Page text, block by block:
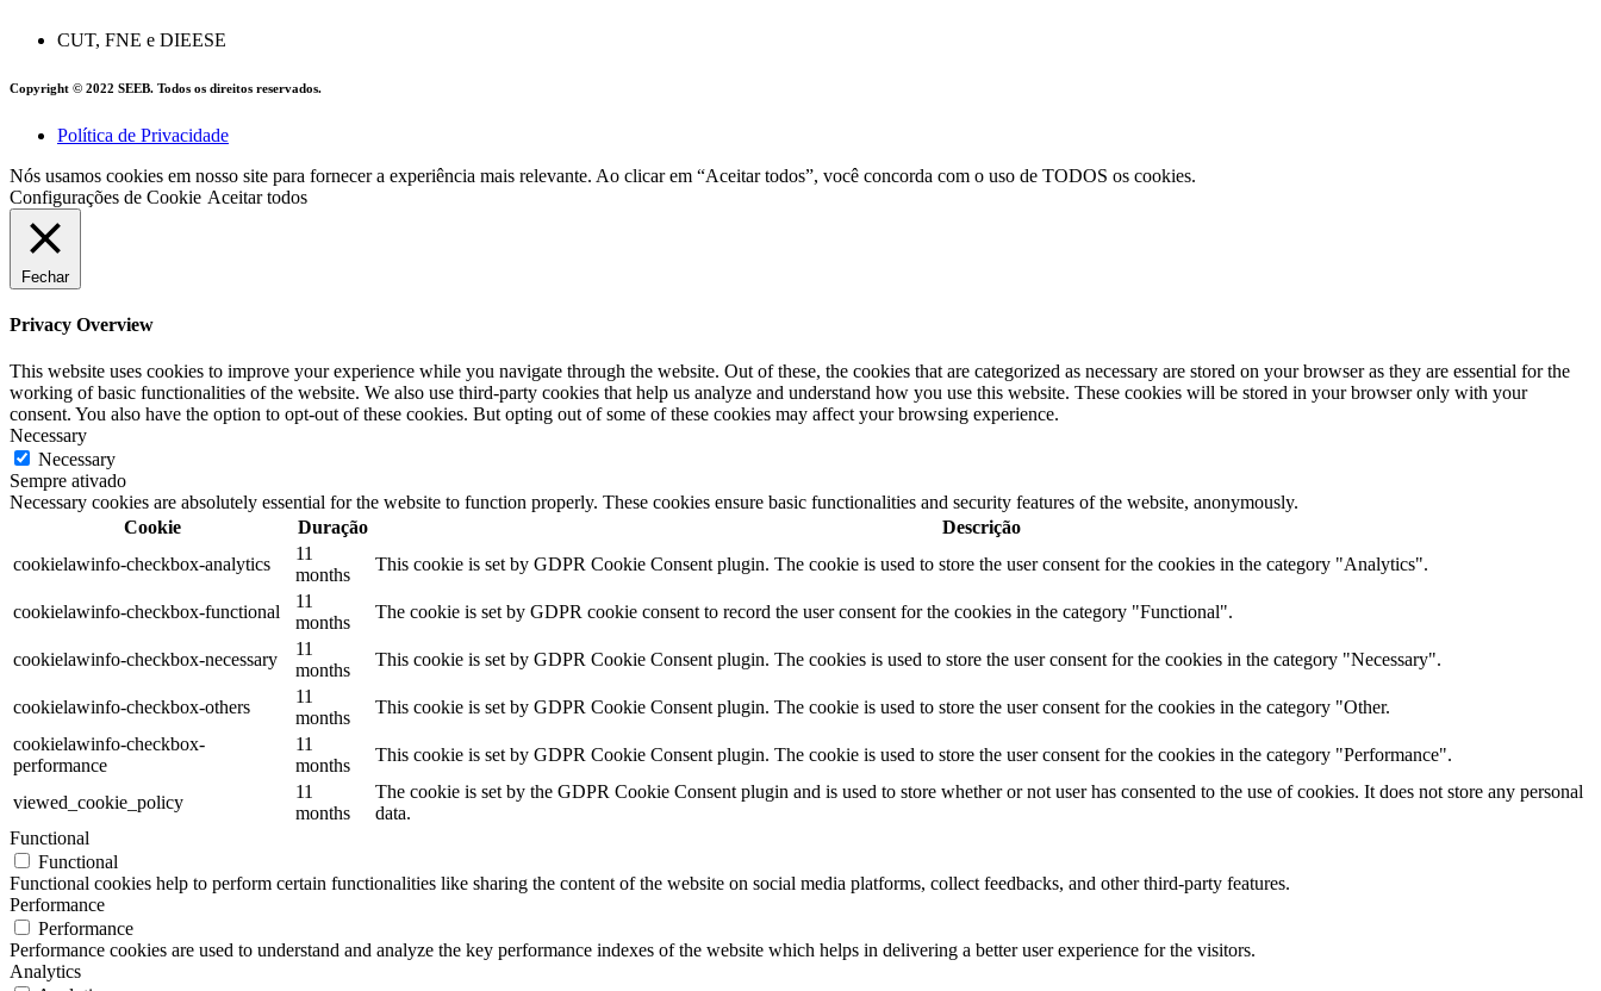
CUT, FNE e DIEESE
Copyright © 2022 SEEB. Todos os direitos reservados.
Política de Privacidade
Nós usamos cookies em nosso site para fornecer a experiência mais relevante. Ao clicar em “Aceitar todos”, você concorda com o uso de TODOS os cookies.
Configurações de Cookie Aceitar todos
Fechar
Privacy Overview
This website uses cookies to improve your experience while you navigate through the website. Out of these, the cookies that are categorized as necessary are stored on your browser as they are essential for the
working of basic functionalities of the website. We also use third-party cookies that help us analyze and understand how you use this website. These cookies will be stored in your browser only with your
consent. You also have the option to opt-out of these cookies. But opting out of some of these cookies may affect your browsing experience.
Necessary
Necessary
Sempre ativado
Necessary cookies are absolutely essential for the website to function properly. These cookies ensure basic functionalities and security features of the website, anonymously.
Cookie
Duração
Descrição
cookielawinfo-checkbox-analytics
11
months
This cookie is set by GDPR Cookie Consent plugin. The cookie is used to store the user consent for the cookies in the category "Analytics".
cookielawinfo-checkbox-functional
11
months
The cookie is set by GDPR cookie consent to record the user consent for the cookies in the category "Functional".
cookielawinfo-checkbox-necessary
11
months
This cookie is set by GDPR Cookie Consent plugin. The cookies is used to store the user consent for the cookies in the category "Necessary".
cookielawinfo-checkbox-others
11
months
This cookie is set by GDPR Cookie Consent plugin. The cookie is used to store the user consent for the cookies in the category "Other.
cookielawinfo-checkbox-
performance
11
months
This cookie is set by GDPR Cookie Consent plugin. The cookie is used to store the user consent for the cookies in the category "Performance".
viewed_cookie_policy
11
months
The cookie is set by the GDPR Cookie Consent plugin and is used to store whether or not user has consented to the use of cookies. It does not store any personal
data.
Functional
Functional
Functional cookies help to perform certain functionalities like sharing the content of the website on social media platforms, collect feedbacks, and other third-party features.
Performance
Performance
Performance cookies are used to understand and analyze the key performance indexes of the website which helps in delivering a better user experience for the visitors.
Analytics